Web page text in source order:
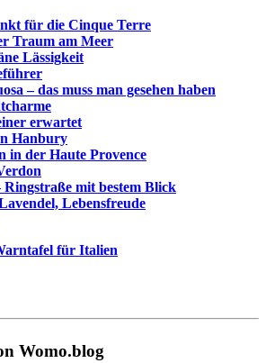
für die Cinque Terre
Traum am Meer
Lässigkeit
– das muss man gesehen haben
erwartet
Hanbury
in der Haute Provence
mit bestem Blick
Lebensfreude
für Italien
Womo.blog